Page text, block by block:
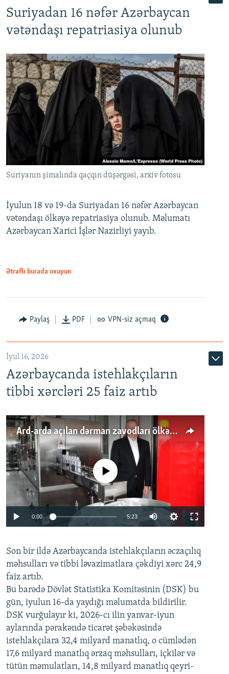
Suriyadan 16 nəfər Azərbaycan
vətəndaşı repatriasiya olunub
Suriyanın şimalında qaçqın düşərgəsi, arxiv fotosu
İyulun 18 və 19-da Suriyadan 16 nəfər Azərbaycan
vətəndaşı ölkəyə repatriasiya olunub. Məlumatı
Azərbaycan Xarici İşlər Nazirliyi yayıb.
Ətraflı burada oxuyun
Paylaş PDF VPN-siz açmaq
İyul 16, 2026
Azərbaycanda istehlakçıların
tibbi xərcləri 25 faiz artıb
Ard-arda açılan dərman zavodları ölkənin tələbatını ödəyirmi?
Auto 240p 360p 480p
720p 1080p
No media source currently available
0:00 5:23
360p
480p
720p
1080p
Son bir ildə Azərbaycanda istehlakçıların əczaçılıq
məhsulları və tibbi ləvazimatlara çəkdiyi xərc 24,9
faiz artıb.
Bu barədə Dövlət Statistika Komitəsinin (DSK) bu
gün, iyulun 16-da yaydığı məlumatda bildirilir.
DSK vurğulayır ki, 2026-cı ilin yanvar-iyun
aylarında pərakəndə ticarət şəbəkəsində
istehlakçılara 32,4 milyard manatlıq, o cümlədən
17,6 milyard manatlıq ərzaq məhsulları, içkilər və
tütün məmulatları, 14,8 milyard manatlıq qeyri-